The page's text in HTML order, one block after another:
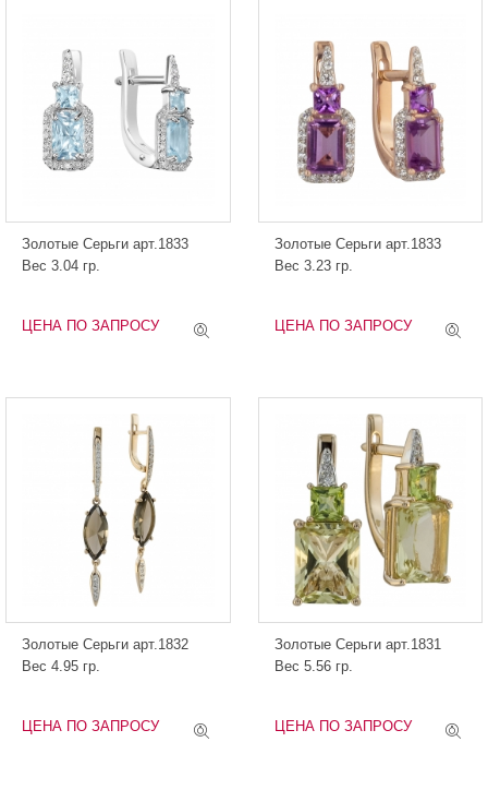
Золотые Серьги арт.1833
Вес 3.04 гр.
ЦЕНА ПО ЗАПРОСУ
Золотые Серьги арт.1833
Вес 3.23 гр.
ЦЕНА ПО ЗАПРОСУ
Золотые Серьги арт.1832
Вес 4.95 гр.
ЦЕНА ПО ЗАПРОСУ
Золотые Серьги арт.1831
Вес 5.56 гр.
ЦЕНА ПО ЗАПРОСУ